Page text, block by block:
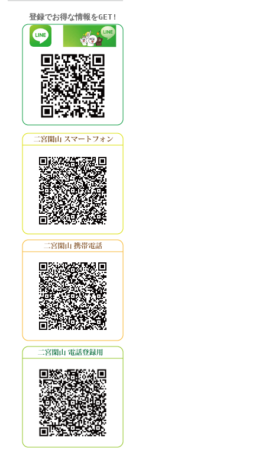
登録でお得な情報をGET!